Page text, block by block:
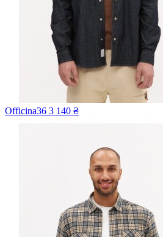
Officina36 3 140 ₴